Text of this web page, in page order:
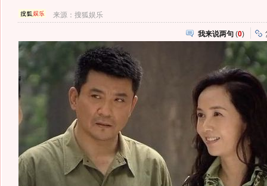
来源：搜狐娱乐
我来说两句 (0)